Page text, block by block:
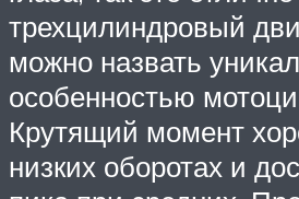
трехцилиндровый
можно назвать
особенностью
Крутящий момент
низких оборотах и